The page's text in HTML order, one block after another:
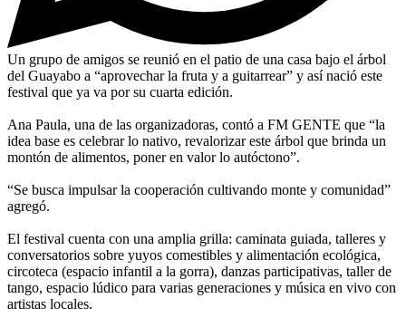
Un grupo de amigos se reunió en el patio de una casa bajo el árbol
del Guayabo a “aprovechar la fruta y a guitarrear” y así nació este
festival que ya va por su cuarta edición.
Ana Paula, una de las organizadoras, contó a FM GENTE que “la
idea base es celebrar lo nativo, revalorizar este árbol que brinda un
montón de alimentos, poner en valor lo autóctono”.
“Se busca impulsar la cooperación cultivando monte y comunidad”
agregó.
El festival cuenta con una amplia grilla: caminata guiada, talleres y
conversatorios sobre yuyos comestibles y alimentación ecológica,
circoteca (espacio infantil a la gorra), danzas participativas, taller de
tango, espacio lúdico para varias generaciones y música en vivo con
artistas locales.